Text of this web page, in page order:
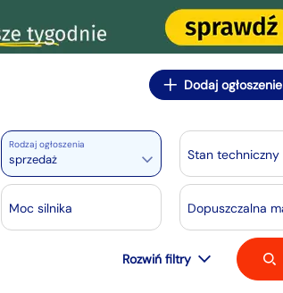
Dodaj ogłoszenie
Rodzaj ogłoszenia
sprzedaż Stan techniczny
Moc silnika
Rozwiń filtry